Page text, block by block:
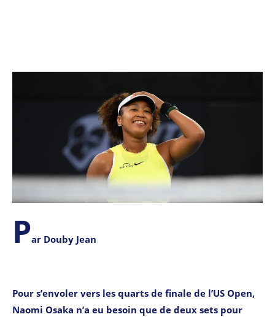
Par Douby Jean
Pour s’envoler vers les quarts de finale de l’US Open,
Naomi Osaka n’a eu besoin que de deux sets pour